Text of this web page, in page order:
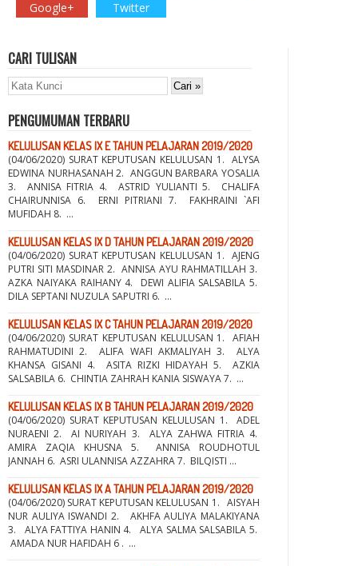
Google+
Twitter
CARI TULISAN
PENGUMUMAN TERBARU
KELULUSAN KELAS IX E TAHUN PELAJARAN 2019/2020
(04/06/2020) SURAT KEPUTUSAN KELULUSAN 1. ALYSA
EDWINA NURHASANAH 2. ANGGUN BARBARA YOSALIA
3. ANNISA FITRIA 4. ASTRID YULIANTI 5. CHALIFA
CHAIRUNNISA 6. ERNI PITRIANI 7. FAKHRAINI `AFI
MUFIDAH 8. ...
KELULUSAN KELAS IX D TAHUN PELAJARAN 2019/2020
(04/06/2020) SURAT KEPUTUSAN KELULUSAN 1. AJENG
PUTRI SITI MASDINAR 2. ANNISA AYU RAHMATILLAH 3.
AZKA NAIYAKA RAIHANY 4. DEWI ALIFIA SALSABILA 5.
DILA SEPTANI NUZULA SAPUTRI 6. ...
KELULUSAN KELAS IX C TAHUN PELAJARAN 2019/2020
(04/06/2020) SURAT KEPUTUSAN KELULUSAN 1. AFIAH
RAHMATUDINI 2. ALIFA WAFI AKMALIYAH 3. ALYA
KHANSA GISANI 4. ASITA RIZKI HIDAYAH 5. AZKIA
SALSABILA 6. CHINTIA ZAHRAH KANIA SISWAYA 7. ...
KELULUSAN KELAS IX B TAHUN PELAJARAN 2019/2020
(04/06/2020) SURAT KEPUTUSAN KELULUSAN 1. ADEL
NURAENI 2. AI NURIYAH 3. ALYA ZAHWA FITRIA 4.
AMIRA ZAQIA KHUSNA 5. ANNISA ROUDHOTUL
JANNAH 6. ASRI ULANNISA AZZAHRA 7. BILQISTI ...
KELULUSAN KELAS IX A TAHUN PELAJARAN 2019/2020
(04/06/2020) SURAT KEPUTUSAN KELULUSAN 1. AISYAH
NUR AULIYA ISWANDI 2. AKHFA AULIYA MALAKIYANA
3. ALYA FATTIYA HANIN 4. ALYA SALMA SALSABILA 5.
AMADA NUR HAFIDAH 6 . ...